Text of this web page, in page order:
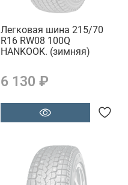
Легковая шина 215/70
R16 RW08 100Q
HANKOOK. (зимняя)
6 130 ₽